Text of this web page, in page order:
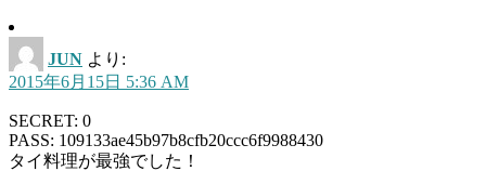
JUN より:
2015年6月15日 5:36 AM
SECRET: 0
PASS: 109133ae45b97b8cfb20ccc6f9988430
タイ料理が最強でした！